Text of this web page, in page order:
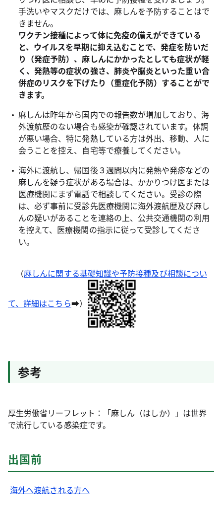
手洗いやマスクだけでは、麻しんを予防することはで
きません。
ワクチン接種によって体に免疫の備えができている
と、ウイルスを早期に抑え込むことで、発症を防いだ
り（発症予防）、麻しんにかかったとしても症状が軽
く、発熱等の症状の強さ、肺炎や脳炎といった重い合
併症のリスクを下げたり（重症化予防）することがで
きます。
麻しんは昨年から国内での報告数が増加しており、海
外渡航歴のない場合も感染が確認されています。体調
が悪い場合、特に発熱している方は外出、移動、人に
会うことを控え、自宅等で療養してください。
海外に渡航し、帰国後３週間以内に発熱や発疹などの
麻しんを疑う症状がある場合は、かかりつけ医または
医療機関にまず電話で相談してください。受診の際
は、必ず事前に受診先医療機関に海外渡航歴及び麻し
んの疑いがあることを連絡の上、公共交通機関の利用
を控えて、医療機関の指示に従って受診してくださ
い。
（麻しんに関する基礎知識や予防接種及び相談につい
て、詳細はこちら➡）
参考
厚生労働省リーフレット：「麻しん（はしか）」は世界
で流行している感染症です。
出国前
海外へ渡航される方へ